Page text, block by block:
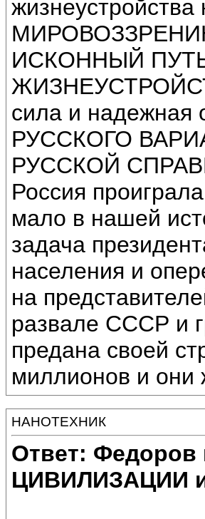
МИРОВОЗЗРЕНИЮ
ИСКОННЫЙ
сила и
РУССКОГО
РУССКОЙ
Россия
мало в нашей
задача
населения и
на
развале СССР и
предана своей
миллионов и они
НАНОТЕХНИК
Ответ: Федоров
ЦИВИЛИЗАЦИИ